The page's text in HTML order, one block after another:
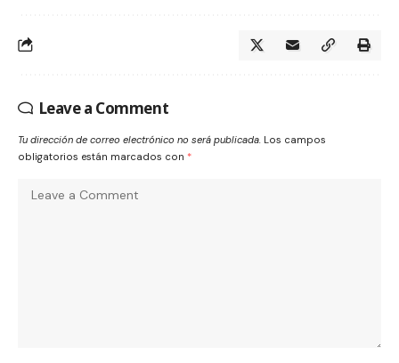
Leave a Comment
Tu dirección de correo electrónico no será publicada. Los campos
obligatorios están marcados con *